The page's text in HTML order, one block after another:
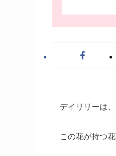
デイリリーは
この花が持つ